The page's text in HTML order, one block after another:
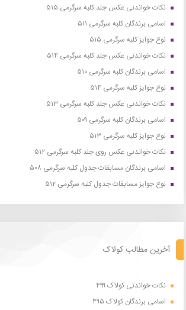
نکات خواندنی عکس جلد کلبه سرگرمی ۵۱۵
اسامی برندگان کلبه سرگرمی ۵۱۱
نوع جوایز کلبه سرگرمی ۵۱۵
نکات خواندنی عکس جلد کلبه سرگرمی ۵۱۴
اسامی برندگان کلبه سرگرمی ۵۱۰
نوع جوایز کلبه سرگرمی ۵۱۴
نکات خواندنی عکس جلد کلبه سرگرمی ۵۱۳
اسامی برندگان کلبه سرگرمی ۵۰۹
نوع جوایز کلبه سرگرمی ۵۱۳
نکات خواندنی عکس روی جلد کلبه سرگرمی ۵۱۲
اسامی برندگان مسابقات جدول کلبه سرگرمی ۵۰۸
نوع جوایز مسابقات جدول کلبه سرگرمی ۵۱۲
آخرین مطالب کولاک
نکات خواندنی کولاک ۴۹۹
اسامی برندگان کولاک ۴۹۵